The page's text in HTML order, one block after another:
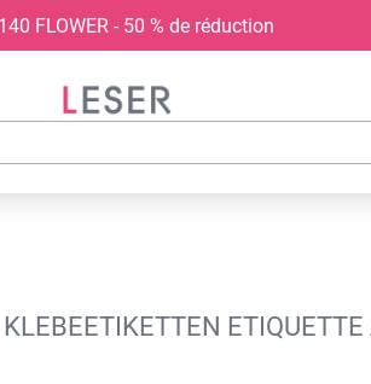
FLOWER - 50 % de réduction